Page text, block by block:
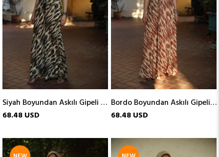
Siyah Boyundan Askılı Gipeli İpek Elbise
68.48 USD
Bordo Boyundan Askılı Gipeli İpek Elbise
68.48 USD